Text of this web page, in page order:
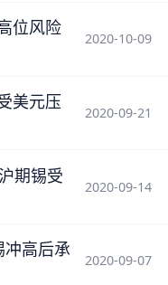
位风险
2020-10-09
美元压
2020-09-21
期锡受
2020-09-14
冲高后承
2020-09-07